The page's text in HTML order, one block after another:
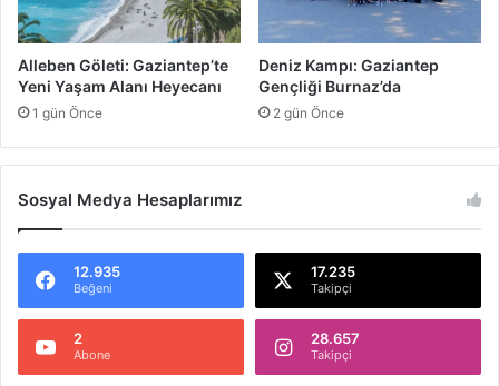
r
S
f
b
e
r
A
R
Alleben Göleti: Gaziantep’te
Yeni Yaşam Alanı Heyecanı
1 gün Önce
Deniz Kampı: Gaziantep
Gençliği Burnaz’da
2 gün Önce
Sosyal Medya Hesaplarımız
12.935
Beğeni
17.235
Takipçi
2
Abone
28.657
Takipçi